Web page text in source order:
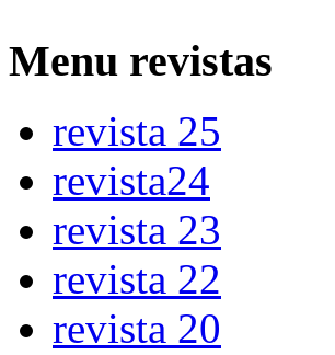
Menu revistas
revista 25
revista24
revista 23
revista 22
revista 20